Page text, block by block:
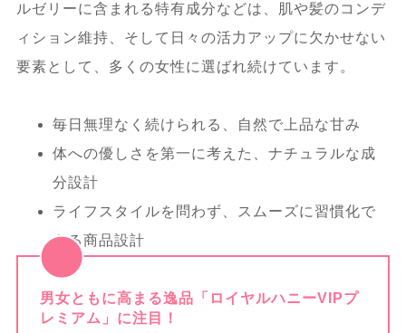
ルゼリーに含まれる特有成分などは、肌や髪のコンデ
ィション維持、そして日々の活力アップに欠かせない
要素として、多くの女性に選ばれ続けています。
毎日無理なく続けられる、自然で上品な甘み
体への優しさを第一に考えた、ナチュラルな成
分設計
ライフスタイルを問わず、スムーズに習慣化で
きる商品設計
男女ともに高まる逸品「ロイヤルハニーVIPプ
レミアム」に注目！